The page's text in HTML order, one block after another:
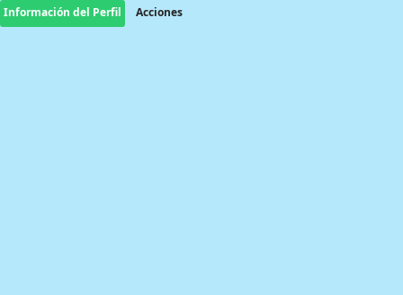
Información del Perfil Acciones